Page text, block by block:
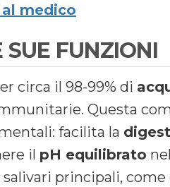
medico
SUE FUNZIONI
circa il 98-99% di
Questa
facilita la
il pH equilibrato
principali,